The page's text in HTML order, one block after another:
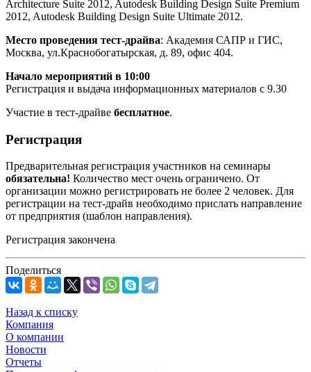
Architecture Suite 2012, Autodesk Building Design Suite Premium
2012, Autodesk Building Design Suite Ultimate 2012.
Место проведения тест-драйва: Академия САПР и ГИС,
Москва, ул.Краснобогатырская, д. 89, офис 404.
Начало мероприятий в 10:00
Регистрация и выдача информационных материалов с 9.30
Участие в тест-драйве бесплатное.
Регистрация
Предварительная регистрация участников на семинары
обязательна! Количество мест очень ограничено. От
организации можно регистрировать не более 2 человек. Для
регистрации на тест-драйв необходимо прислать направление
от предприятия (шаблон направления).
Регистрация закончена
Поделиться
Назад к списку
Компания
О компании
Новости
Отчеты